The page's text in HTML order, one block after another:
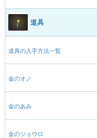
道具
道具の入手方法一覧
金のオノ
金のあみ
金のジョウロ